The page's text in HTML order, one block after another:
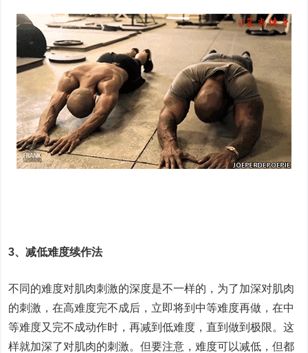
3、减低难度续作法
不同的难度对肌肉刺激的深度是不一样的，为了加深对肌肉
的刺激，在高难度完不成后，立即将到中等难度再做，在中
等难度又完不成动作时，再减到低难度，直到做到极限。这
样就加深了对肌肉的刺激。但要注意，难度可以减低，但都